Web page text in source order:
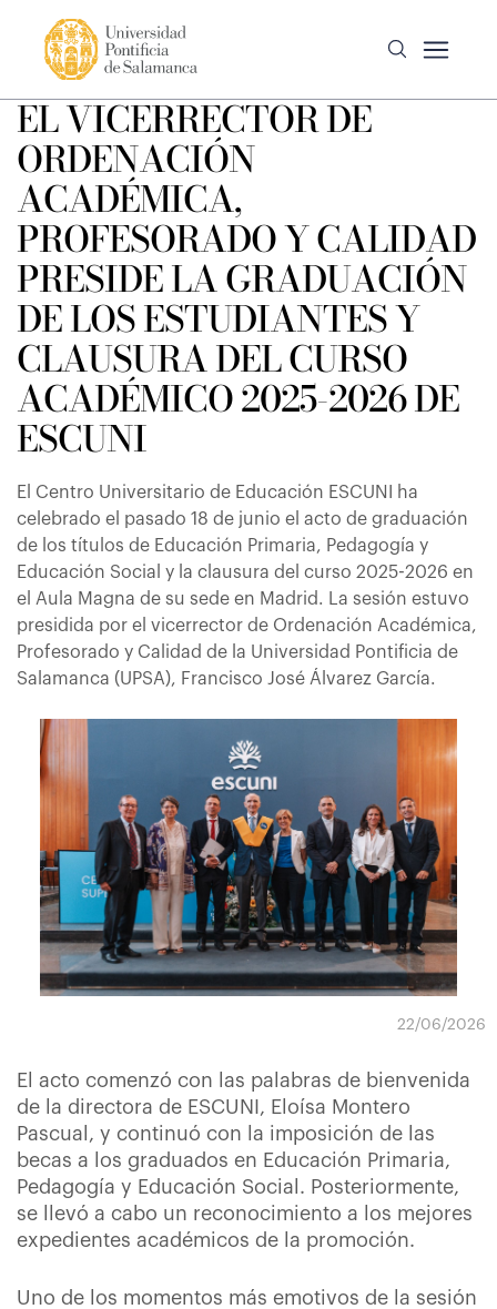
EL VICERRECTOR DE
ORDENACIÓN
ACADÉMICA,
PROFESORADO Y CALIDAD
PRESIDE LA GRADUACIÓN
DE LOS ESTUDIANTES Y
CLAUSURA DEL CURSO
ACADÉMICO 2025-2026 DE
ESCUNI
El Centro Universitario de Educación ESCUNI ha
celebrado el pasado 18 de junio el acto de graduación
de los títulos de Educación Primaria, Pedagogía y
Educación Social y la clausura del curso 2025-2026 en
el Aula Magna de su sede en Madrid. La sesión estuvo
presidida por el vicerrector de Ordenación Académica,
Profesorado y Calidad de la Universidad Pontificia de
Salamanca (UPSA), Francisco José Álvarez García.
22/06/2026
El acto comenzó con las palabras de bienvenida
de la directora de ESCUNI, Eloísa Montero
Pascual, y continuó con la imposición de las
becas a los graduados en Educación Primaria,
Pedagogía y Educación Social. Posteriormente,
se llevó a cabo un reconocimiento a los mejores
expedientes académicos de la promoción.
Uno de los momentos más emotivos de la sesión